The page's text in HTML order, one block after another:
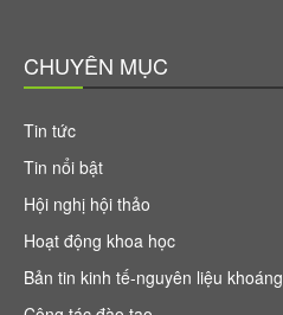
CHUYÊN MỤC
Tin tức
Tin nổi bật
Hội nghị hội thảo
Hoạt động khoa học
Bản tin kinh tế-nguyên liệu khoáng